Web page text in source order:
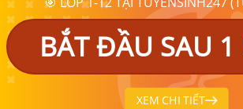
BẮT ĐẦU SAU 1
XEM CHI TIẾT